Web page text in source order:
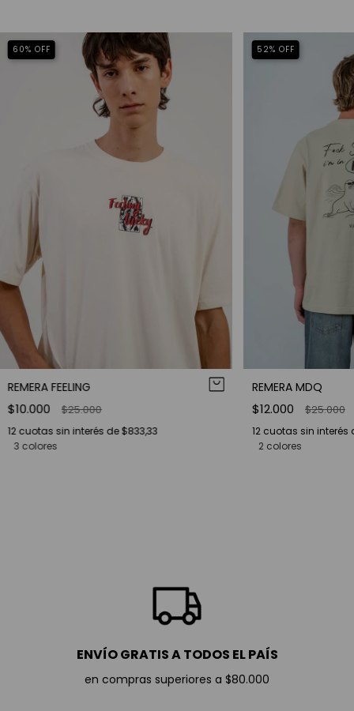
60% OFF
REMERA FEELING
$10.000 $25.000
12cuotas sin interés de$833,33
3 colores
52% OFF
REMERA MDQ
$12.000 $25.000
12 cuotas sin interés
2 colores
ENVÍO GRATIS A TODOS EL PAÍS
en compras superiores a $80.000